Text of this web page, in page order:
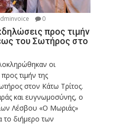
0
προς τιμήν
του Σωτήρος στο
οι
τιμήν της
στον Κάτω Τρίτος.
και ευγνωμοσύνης, ο
Λέσβου «Ο Μωριάς»
το διήμερο των